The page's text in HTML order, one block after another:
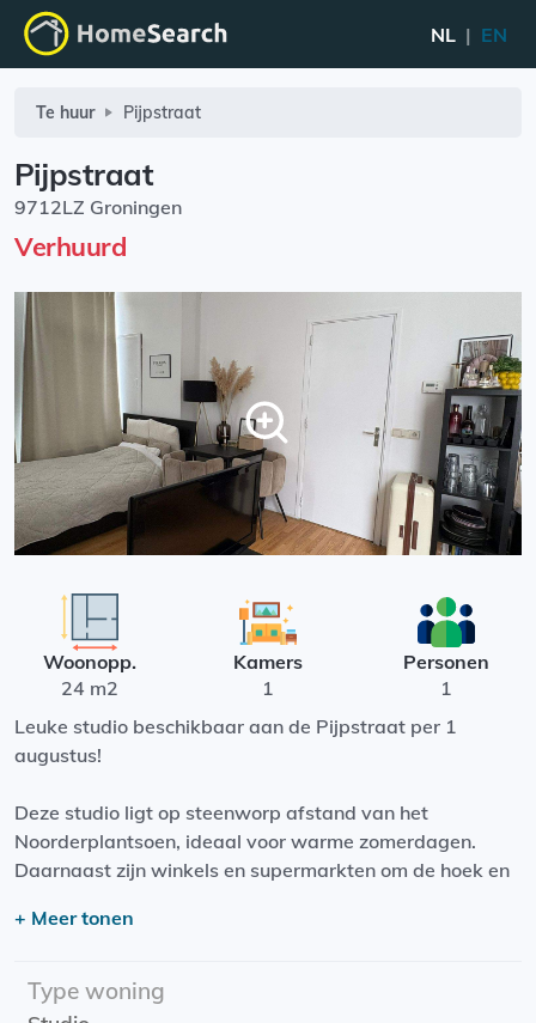
NL | EN
Te huur Pijpstraat
Pijpstraat
9712LZ Groningen
Verhuurd
Woonopp.
24 m2
Kamers
1
Personen
1
Leuke studio beschikbaar aan de Pijpstraat per 1
augustus!
Deze studio ligt op steenworp afstand van het
Noorderplantsoen, ideaal voor warme zomerdagen.
Daarnaast zijn winkels en supermarkten om de hoek en
(of een kleine 3 minuten fietsen)!
De studio beschikt over een ruime woonruimte met open
keuken inclusief inbouw gasplaat en koelkast! Verder is
+ Meer tonen
Type woning